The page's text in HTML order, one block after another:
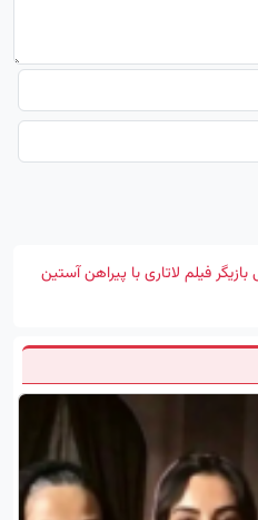
بازیگر فیلم لاتاری با پیراهن آستین